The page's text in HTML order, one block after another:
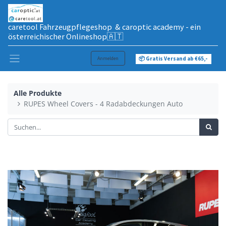
caretool Fahrzeugpflegeshop & caroptic academy - ein
österreichischer Onlineshop🇦🇹
Anmelden 📦 Gratis Versand ab €65,-
Alle Produkte
RUPES Wheel Covers - 4 Radabdeckungen Auto